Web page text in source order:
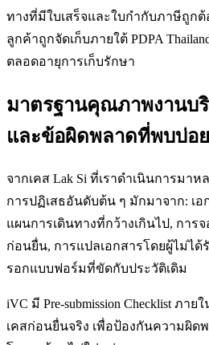
ทางที่มีใบเสร็จและใบกำกับภาษีถูก
ลูกค้าถูกจัดเก็บภายใต้ PDPA
ตลอดอายุการเก็บรักษา
มาตรฐานคุณภาพงานบริ
และข้อผิดพลาดที่พบบ่อ
จากเคส Lak Si ที่เราดำเนินการมา
การปฏิเสธอันดับต้น ๆ มักมาจาก: เอ
แผนการเดินทางที่กว้างเกินไป, การ
ก่อนยื่น, การแปลเอกสารโดยผู้ไม่ได้
รอกแบบฟอร์มที่ขัดกับประวัติเดิม
iVC มี Pre-submission Checklist ภา
เคสก่อนยื่นจริง เพื่อป้องกันความผิด